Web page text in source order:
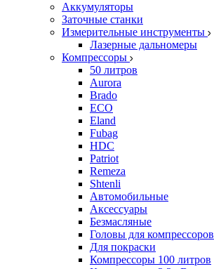
Аккумуляторы
Заточные станки
Измерительные инструменты
Лазерные дальномеры
Компрессоры
50 литров
Aurora
Brado
ECO
Eland
Fubag
HDC
Patriot
Remeza
Shtenli
Автомобильные
Аксессуары
Безмасляные
Головы для компрессоров
Для покраски
Компрессоры 100 литров